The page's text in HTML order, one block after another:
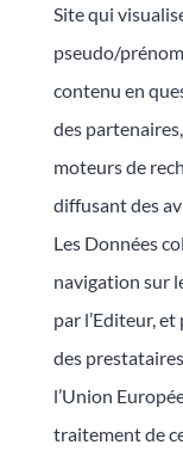
Site qui
pseudo/
contenu en
des
moteurs de
diffusant des
Les Données
navigation sur
par l’Editeur,
des
l’Union
traitement de